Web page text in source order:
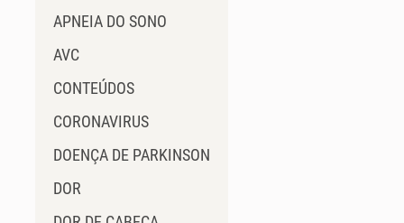
APNEIA DO SONO
AVC
CONTEÚDOS
CORONAVIRUS
DOENÇA DE PARKINSON
DOR